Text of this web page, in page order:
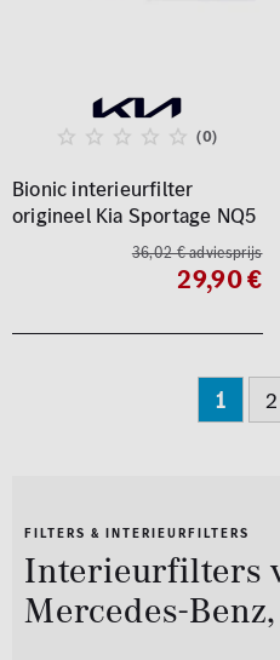
(0)
Bionic interieurfilter
origineel Kia Sportage NQ5
36,02 € adviesprijs
29,90 €
1 2
FILTERS & INTERIEURFILTERS
Interieurfilters
Mercedes-